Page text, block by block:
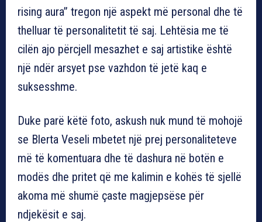
rising aura” tregon një aspekt më personal dhe të
thelluar të personalitetit të saj. Lehtësia me të
cilën ajo përcjell mesazhet e saj artistike është
një ndër arsyet pse vazhdon të jetë kaq e
suksesshme.
Duke parë këtë foto, askush nuk mund të mohojë
se Blerta Veseli mbetet një prej personaliteteve
më të komentuara dhe të dashura në botën e
modës dhe pritet që me kalimin e kohës të sjellë
akoma më shumë çaste magjepsëse për
ndjekësit e saj.